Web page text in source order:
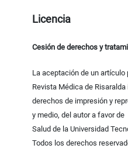
Licencia
Cesión de derechos y
La aceptación de un
Revista Médica de
derechos de impresión y
y medio, del autor a favor
Salud de la Universidad
Todos los derechos